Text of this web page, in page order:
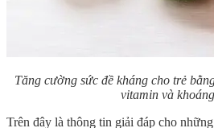
Tăng cường sức đề kháng cho trẻ
vitamin và
Trên đây là thông tin giải đáp cho